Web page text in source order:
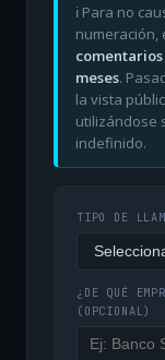
ℹ️ Para no
numeración,
meses.
la vista
utilizándose
indefinido.
TIPO DE
¿DE QUÉ
(OPCIONAL)